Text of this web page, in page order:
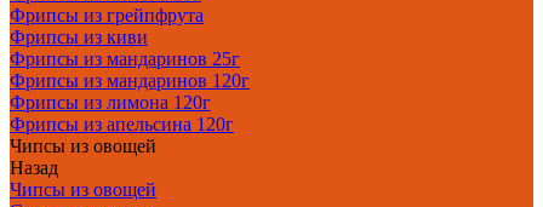
Фрипсы из грейпфрута
Фрипсы из киви
Фрипсы из мандаринов 25г
Фрипсы из мандаринов 120г
Фрипсы из лимона 120г
Фрипсы из апельсина 120г
Чипсы из овощей
Назад
Чипсы из овощей